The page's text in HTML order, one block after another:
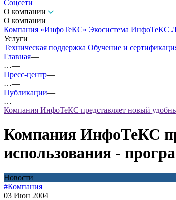
Соцсети
О компании
О компании
Компания «ИнфоТеКС» Экосистема ИнфоТеКС
Услуги
Техническая поддержка Обучение и
Главная—
…—
Пресс-центр—
…—
Публикации—
…—
Компания ИнфоТеКС представляет новый
Компания ИнфоТеКС
использования -
Новости
#Компания
03 Июн 2004